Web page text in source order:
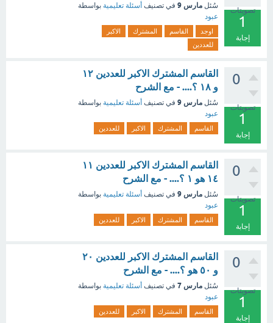
تصويتات
1
إجابة
سُئل مارس 9 في تصنيف أسئلة تعليمية بواسطة
عبود
اوجد القاسم المشترك
الاكبر
للعددين
0
تصويتات
1
إجابة
القاسم المشترك الاكبر للعددين ١٢
و ١٨ ؟.... - مع الشرح
سُئل مارس 9 في تصنيف أسئلة تعليمية بواسطة
عبود
القاسم المشترك الاكبر للعددين
0
تصويتات
1
إجابة
القاسم المشترك الاكبر للعددين ١١
١٤ هو ١ ؟.... - مع الشرح
سُئل مارس 9 في تصنيف أسئلة تعليمية بواسطة
عبود
القاسم المشترك الاكبر للعددين
0
تصويتات
1
إجابة
القاسم المشترك الاكبر للعددين ٢٠
و ٥٠ هو ؟.... - مع الشرح
سُئل مارس 7 في تصنيف أسئلة تعليمية بواسطة
عبود
القاسم المشترك الاكبر للعددين